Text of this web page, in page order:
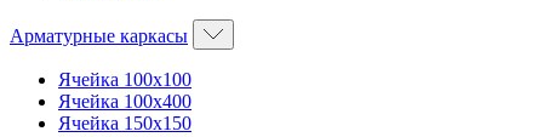
Арматурные каркасы
Ячейка 100х100
Ячейка 100х400
Ячейка 150х150